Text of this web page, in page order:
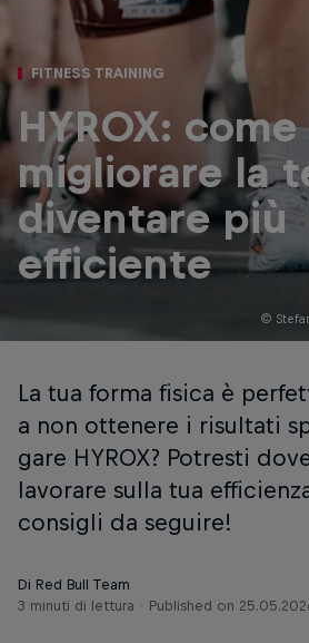
©
FITNESS TRAINING
HYROX: come
migliorare la
diventare più
efficiente
La tua forma fisica è
a non ottenere i risultati
gare HYROX? Potresti
lavorare sulla tua
consigli da seguire!
Di Red Bull Team
3 minuti di lettura
Published on